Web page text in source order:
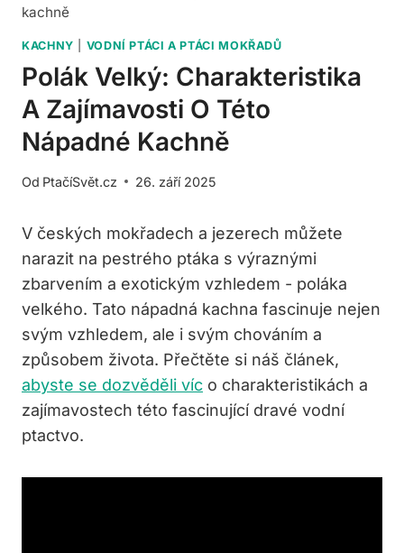
kachně
KACHNY VODNÍ PTÁCI A PTÁCI MOKŘADŮ
Polák Velký: Charakteristika
A Zajímavosti O Této
Nápadné Kachně
Od PtačíSvět.cz 26. září 2025
V ‌českých mokřadech a jezerech můžete
narazit na ⁤pestrého ptáka s výraznými
zbarvením‍ a exotickým vzhledem ‍- poláka
velkého. Tato nápadná kachna fascinuje nejen
svým ⁤vzhledem,‌ ale i⁣ svým ⁢chováním a
‌způsobem⁣ života.⁣ Přečtěte si náš článek,
abyste se dozvěděli víc o ⁣charakteristikách⁣ a
zajímavostech této fascinující dravé ‌vodní
⁤ptactvo.